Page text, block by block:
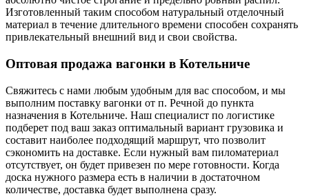
Изготовленный таким способом натуральный отделочный
материал в течение длительного времени способен сохранять
привлекательный внешний вид и свои свойства.
Оптовая продажа вагонки в Котельниче
Свяжитесь с нами любым удобным для вас способом, и мы
выполним поставку вагонки от п. Речной до пункта
назначения в Котельниче. Наш специалист по логистике
подберет под ваш заказ оптимальный вариант грузовика и
составит наиболее подходящий маршрут, что позволит
сэкономить на доставке. Если нужный вам пиломатериал
отсутствует, он будет привезен по мере готовности. Когда
доска нужного размера есть в наличии в достаточном
количестве, доставка будет выполнена сразу.